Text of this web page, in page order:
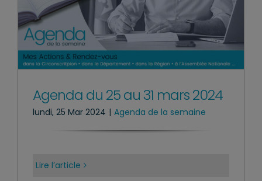
Agenda du 25 au 31 mars 2024
lundi, 25 Mar 2024 | Agenda de la semaine
Lire l’article